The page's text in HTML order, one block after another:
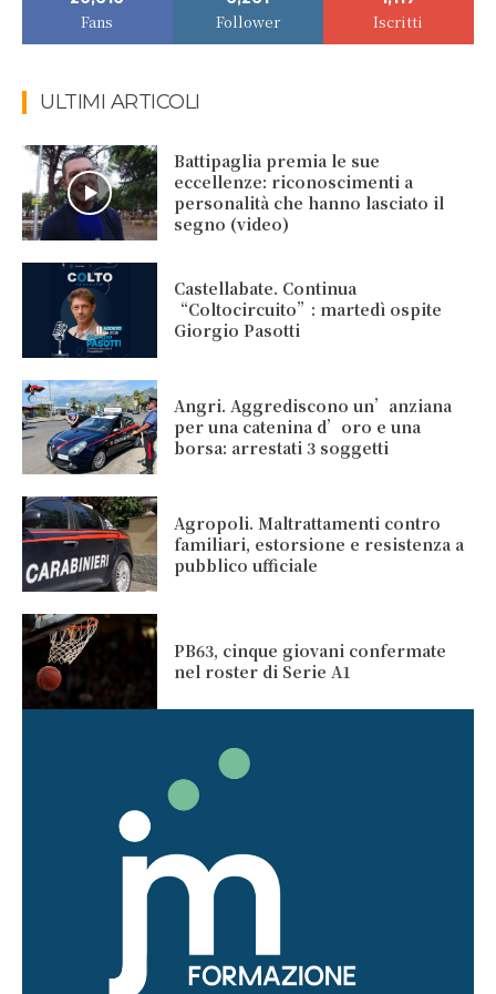
Fans Follower Iscritti
ULTIMI ARTICOLI
Battipaglia premia le sue
eccellenze: riconoscimenti a
personalità che hanno lasciato il
segno (video)
Castellabate. Continua
“Coltocircuito”: martedì ospite
Giorgio Pasotti
Angri. Aggrediscono un’anziana
per una catenina d’oro e una
borsa: arrestati 3 soggetti
Agropoli. Maltrattamenti contro
familiari, estorsione e resistenza a
pubblico ufficiale
PB63, cinque giovani confermate
nel roster di Serie A1